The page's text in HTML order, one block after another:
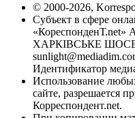
© 2000-2026,
Субъект в сфере
«КореспонденТ.net»
ХАРКІВСЬКЕ ШОСЕ,
Идентификатор
Использование
сайте, разрешается
Корреспондент.net.